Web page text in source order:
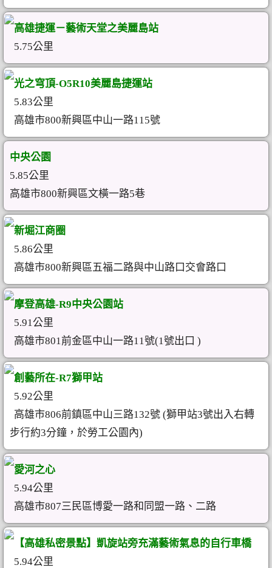
高雄捷運－藝術天堂之美麗島站
5.75公里
光之穹頂-O5R10美麗島捷運站
5.83公里
高雄市800新興區中山一路115號
中央公園
5.85公里
高雄市800新興區文橫一路5巷
新堀江商圈
5.86公里
高雄市800新興區五福二路與中山路口交會路口
摩登高雄-R9中央公園站
5.91公里
高雄市801前金區中山一路11號(1號出口 )
創藝所在-R7獅甲站
5.92公里
高雄市806前鎮區中山三路132號 (獅甲站3號出入右轉
步行約3分鐘，於勞工公園內)
愛河之心
5.94公里
高雄市807三民區博愛一路和同盟一路、二路
【高雄私密景點】凱旋站旁充滿藝術氣息的自行車橋
5.94公里